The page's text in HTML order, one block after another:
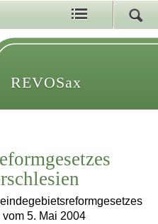
REVOSax
5. Mai 2004